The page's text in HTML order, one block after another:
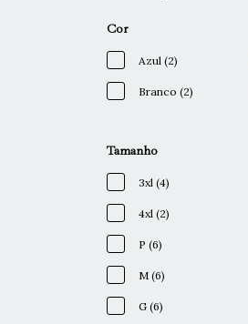
Cor
Azul (2)
Branco (2)
Tamanho
3xl (4)
4xl (2)
P (6)
M (6)
G (6)